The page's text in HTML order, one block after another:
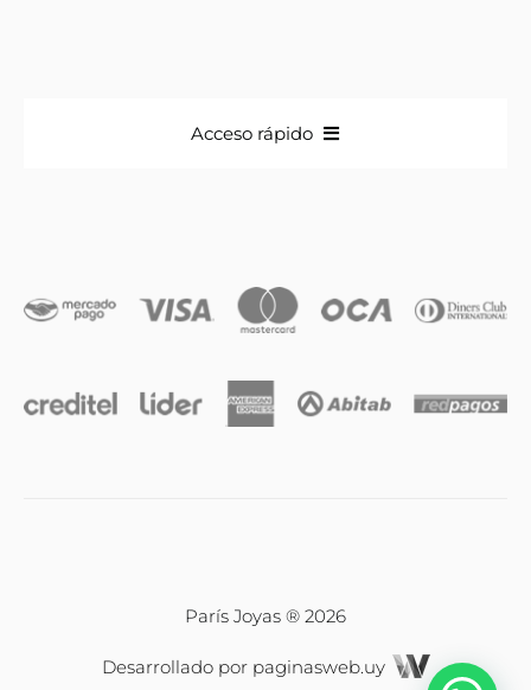
Acceso rápido
Iniciales
Relojes
París Joyas ® 2026
Desarrollado por paginasweb.uy